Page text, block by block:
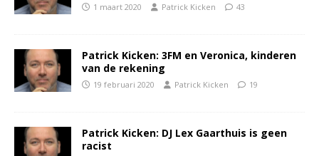
1 maart 2020 Patrick Kicken 43
Patrick Kicken: 3FM en Veronica, kinderen
van de rekening
19 februari 2020 Patrick Kicken 19
Patrick Kicken: DJ Lex Gaarthuis is geen
racist